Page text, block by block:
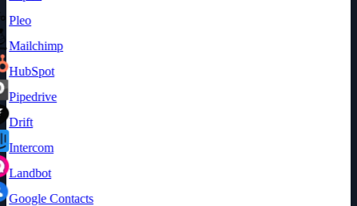
Pleo
Mailchimp
HubSpot
Pipedrive
Drift
Intercom
Landbot
Google Contacts